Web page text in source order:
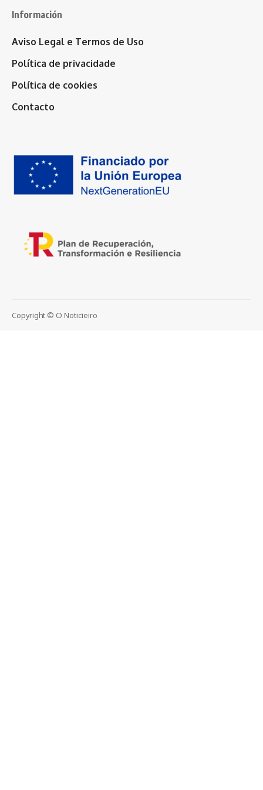
Información
Aviso Legal e Termos de Uso
Política de privacidade
Política de cookies
Contacto
Copyright © O Noticieiro